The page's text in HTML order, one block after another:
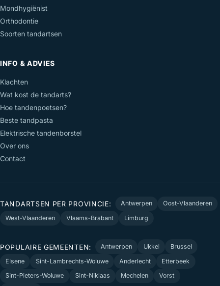
Mondhygiënist
Orthodontie
Soorten tandartsen
INFO & ADVIES
Klachten
Wat kost de tandarts?
Hoe tandenpoetsen?
Beste tandpasta
Elektrische tandenborstel
Over ons
Contact
TANDARTSEN PER PROVINCIE: Antwerpen
Oost-Vlaanderen
West-Vlaanderen
Vlaams-Brabant Limburg
POPULAIRE GEMEENTEN: Antwerpen Ukkel
Brussel
Elsene
Sint-Lambrechts-Woluwe Anderlecht
Etterbeek
Sint-Pieters-Woluwe
Sint-Niklaas Mechelen Vorst